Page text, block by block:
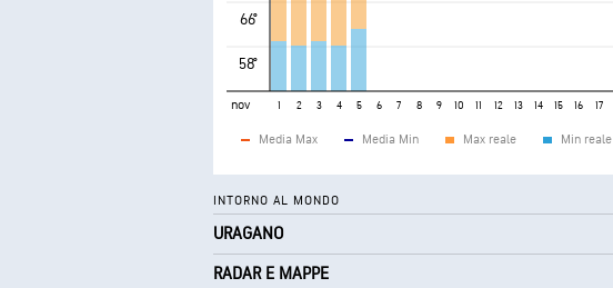
66°
58°
nov 1 2 3 4 5 6 7 8 9 10 11 12 13 14 15 16 17
Media Max Media Min Max reale Min reale
INTORNO AL MONDO
URAGANO
RADAR E MAPPE